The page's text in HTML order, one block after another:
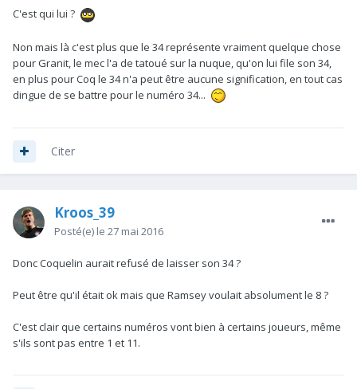
C'est qui lui ?
Non mais là c'est plus que le 34 représente vraiment quelque chose
pour Granit, le mec l'a de tatoué sur la nuque, qu'on lui file son 34,
en plus pour Coq le 34 n'a peut être aucune signification, en tout cas
dingue de se battre pour le numéro 34...
Citer
Kroos_39
Posté(e) le 27 mai 2016
Donc Coquelin aurait refusé de laisser son 34 ?
Peut être qu'il était ok mais que Ramsey voulait absolument le 8 ?
C'est clair que certains numéros vont bien à certains joueurs, même
s'ils sont pas entre 1 et 11.